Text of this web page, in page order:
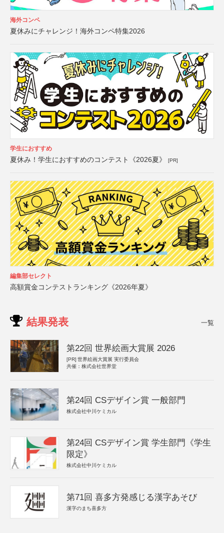
海外コンペ
夏休みにチャレンジ！海外コンペ特集2026
学生におすすめ
夏休み！学生におすすめのコンテスト《2026夏》 [PR]
編集部セレクト
高額賞金コンテストランキング《2026年夏》
結果発表 一覧
第22回 世界絵画大賞展 2026
[PR] 世界絵画大賞展 実行委員会
共催：株式会社世界堂
第24回 CSデザイン賞 一般部門
株式会社中川ケミカル
第24回 CSデザイン賞 学生部門《学生
限定》
株式会社中川ケミカル
第71回 喜多方発感じる漢字あそび
漢字のまち喜多方